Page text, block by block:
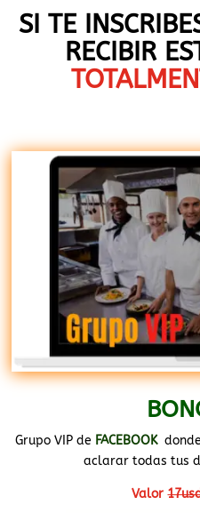
SI TE
RECIBIR
Grupo VIP de FACEBOOK
aclarar todas tus
Valor